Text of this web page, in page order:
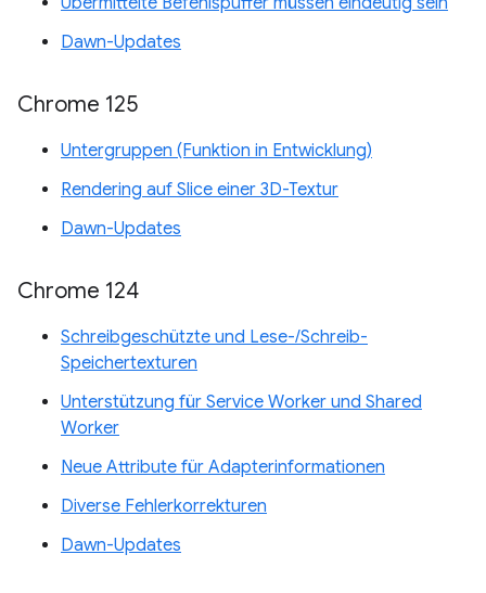
Dawn-Updates
Chrome 125
Untergruppen (Funktion in Entwicklung)
Rendering auf Slice einer 3D-Textur
Dawn-Updates
Chrome 124
Schreibgeschützte und Lese-/Schreib-
Speichertexturen
Unterstützung für Service Worker und Shared
Worker
Neue Attribute für Adapterinformationen
Diverse Fehlerkorrekturen
Dawn-Updates